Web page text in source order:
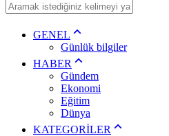
GENEL
Günlük bilgiler
HABER
Gündem
Ekonomi
Eğitim
Dünya
KATEGORİLER